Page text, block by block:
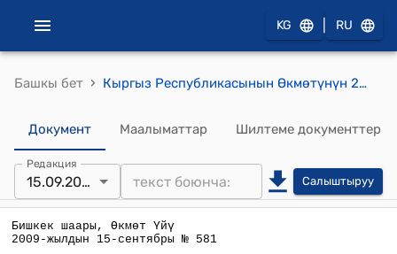
KG RU
Башкы бет › Кыргыз Республикасынын Өкмөтүнүн 2009-жылдын 15-сентябрындгы №581 "Бишкек шаарында 2009-жылдын 5-августунда кол коюлган, Кыргыз Республикасы менен Азия өнүктүрүү банкынын ортосундагы "Транспорттук коридор-1 ЦАРЭС" экинчи долбоорун (Бишкек-Торугарт жолу) каржылоо жөнүндө (Атайын операциялар) макулдашууну ратификациялоо тууралуу" Кыргыз Республикасынын Мыйзам долбоору жөнүндө"токтому
Документ Маалыматтар Шилтеме документтер
Редакция
15.09.2009 Салыштыруу